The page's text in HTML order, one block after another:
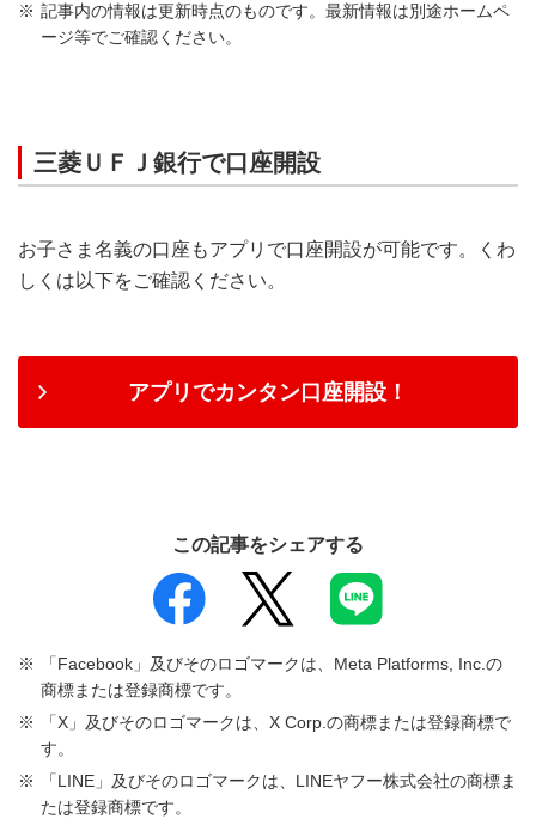
記事内の情報は更新時点のものです。最新情報は別途ホームペ
ージ等でご確認ください。
三菱ＵＦＪ銀行で口座開設
お子さま名義の口座もアプリで口座開設が可能です。くわ
しくは以下をご確認ください。
アプリでカンタン口座開設！
この記事をシェアする
「Facebook」及びそのロゴマークは、Meta Platforms, Inc.の
商標または登録商標です。
「X」及びそのロゴマークは、X Corp.の商標または登録商標で
す。
「LINE」及びそのロゴマークは、LINEヤフー株式会社の商標ま
たは登録商標です。